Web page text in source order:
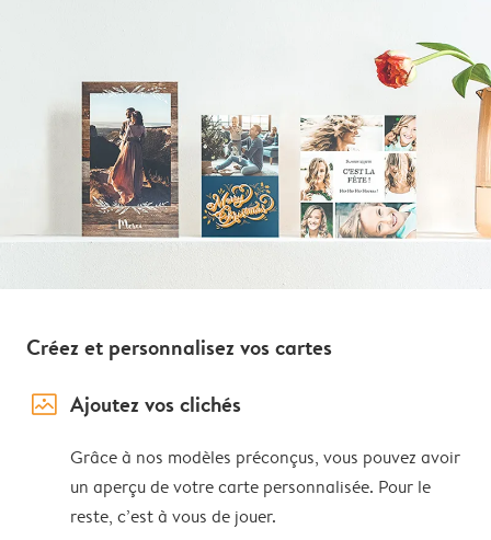
Créez et personnalisez vos cartes
image_placeholder Ajoutez vos clichés
Grâce à nos modèles préconçus, vous pouvez avoir
un aperçu de votre carte personnalisée. Pour le
reste, c’est à vous de jouer.